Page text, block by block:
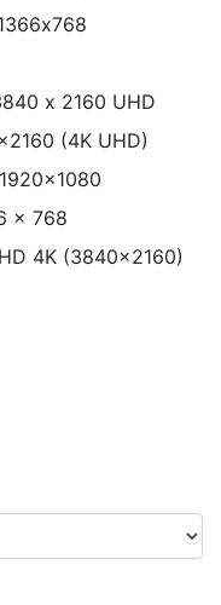
х 2160 UHD
(4K UHD)
x 768
4K (3840x2160)